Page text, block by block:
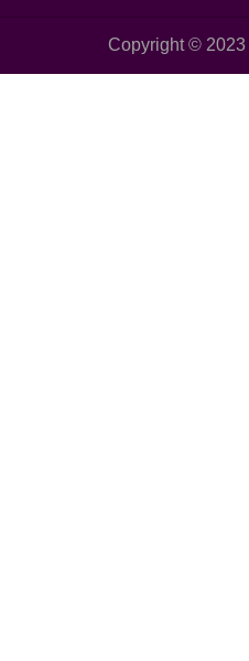
Copyright © 2023